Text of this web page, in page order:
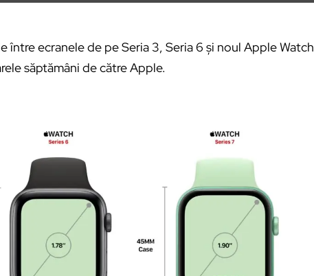
ecranele de pe Seria 3, Seria 6 și noul Apple Watch
săptămâni de către Apple.